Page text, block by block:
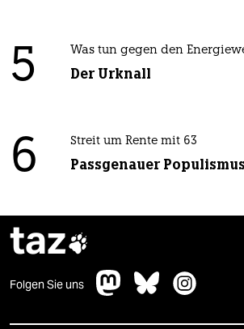
5 Was tun gegen den
Der Urknall
6 Streit um Rente mit 63
Passgenauer Populismus
taz
Folgen Sie uns